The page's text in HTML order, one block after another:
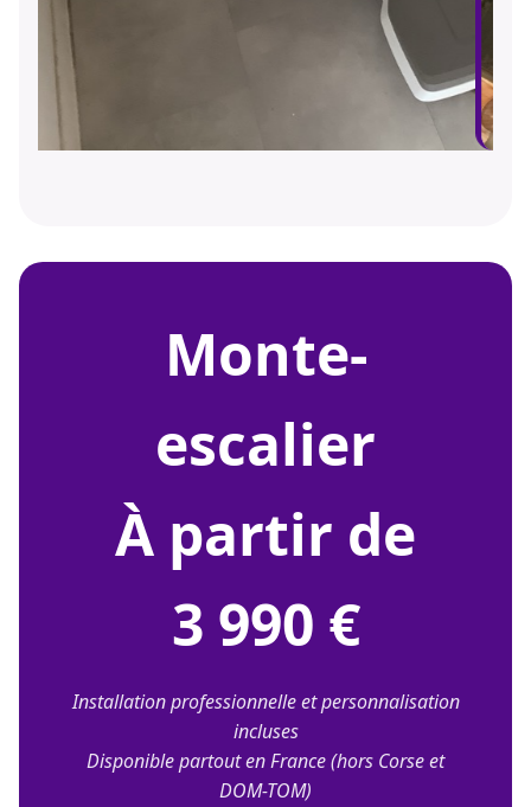
monte-
escalier
À partir de
3 990 €
Installation professionnelle et personnalisation
incluses
Disponible partout en France (hors Corse et
DOM-TOM)